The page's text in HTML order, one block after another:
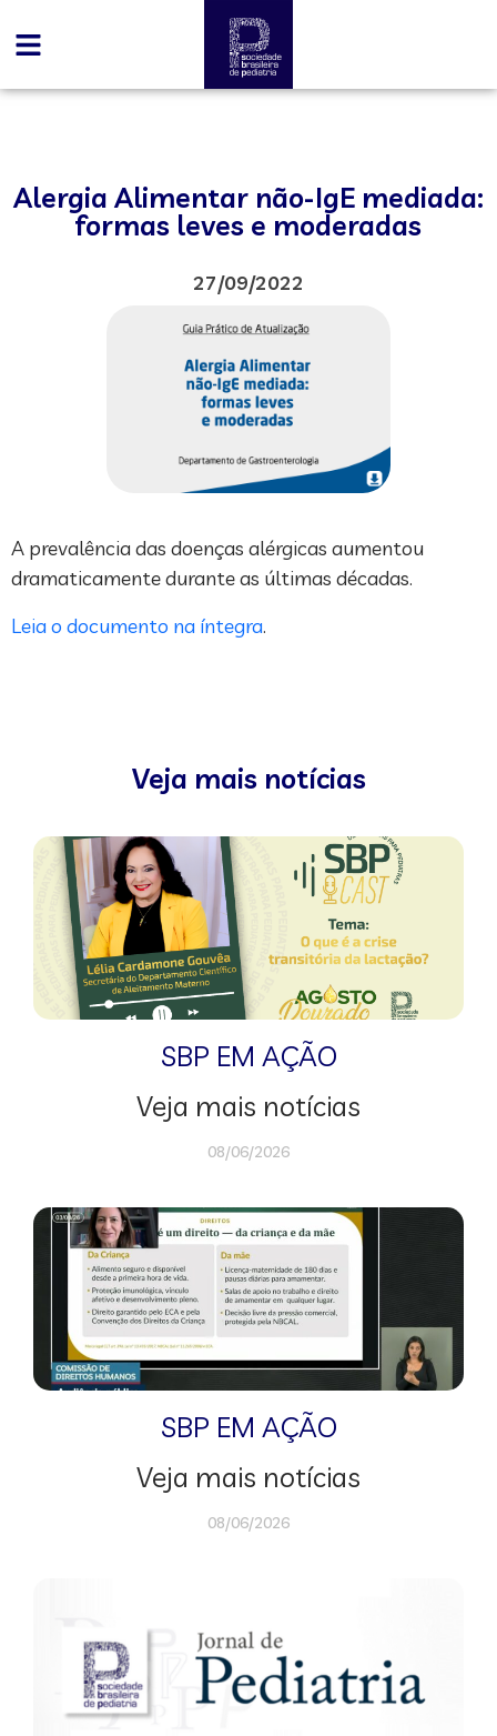
Alergia Alimentar não-IgE mediada:
formas leves e moderadas
27/09/2022
A prevalência das doenças alérgicas aumentou
dramaticamente durante as últimas décadas.
Leia o documento na íntegra.
Veja mais notícias
SBP EM AÇÃO
Veja mais notícias
08/06/2026
SBP EM AÇÃO
Veja mais notícias
08/06/2026